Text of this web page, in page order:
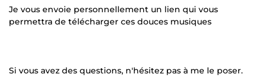
Je vous envoie personnellement un lien qui vous
permettra de télécharger ces douces musiques
Si vous avez des questions, n'hésitez pas à me le poser.